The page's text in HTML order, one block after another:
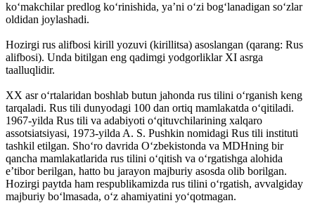
koʻmakchilar predlog koʻrinishida, yaʼni oʻzi bogʻlanadigan soʻzlar
oldidan joylashadi.
Hozirgi rus alifbosi kirill yozuvi (kirillitsa) asoslangan (qarang: Rus
alifbosi). Unda bitilgan eng qadimgi yodgorliklar XI asrga
taalluqlidir.
XX asr oʻrtalaridan boshlab butun jahonda rus tilini oʻrganish keng
tarqaladi. Rus tili dunyodagi 100 dan ortiq mamlakatda oʻqitiladi.
1967-yilda Rus tili va adabiyoti oʻqituvchilarining xalqaro
assotsiatsiyasi, 1973-yilda A. S. Pushkin nomidagi Rus tili instituti
tashkil etilgan. Shoʻro davrida Oʻzbekistonda va MDHning bir
qancha mamlakatlarida rus tilini oʻqitish va oʻrgatishga alohida
eʼtibor berilgan, hatto bu jarayon majburiy asosda olib borilgan.
Hozirgi paytda ham respublikamizda rus tilini oʻrgatish, avvalgiday
majburiy boʻlmasada, oʻz ahamiyatini yoʻqotmagan.